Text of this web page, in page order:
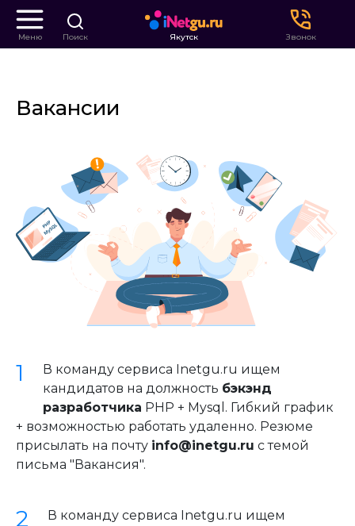
Меню Поиск Якутск Звонок
Вакансии
В команду сервиса Inetgu.ru ищем
кандидатов на должность бэкэнд
разработчика PHP + Mysql. Гибкий график
+ возможностью работать удаленно. Резюме
присылать на почту info@inetgu.ru с темой
письма "Вакансия".
В команду сервиса Inetgu.ru ищем